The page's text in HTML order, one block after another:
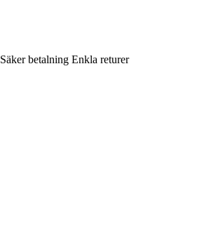
Säker betalning Enkla returer